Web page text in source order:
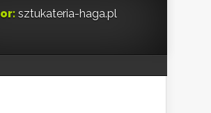
sztukateria-haga.pl